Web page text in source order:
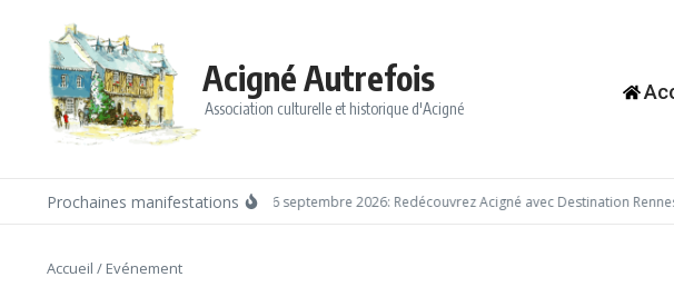
Acigné Autrefois
Association culturelle et historique d'Acigné
Prochaines manifestationsDimanche 6 septembre 2026: Redécouvrez Acigné avec Destination Rennes
Accueil / Evénement